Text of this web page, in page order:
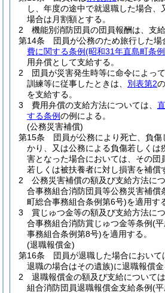
し、年度の途中で就退職した場合、
場合は月割額とする。
2
機能別消防団員の団員報酬は、支
第14条
団員が公務のため旅行した場
費に関する条例(昭和31年直島町条
用弁償として支給する。
2
団員が災害発生時等に命令によっ
訓練等に従事したときは、 別表第2
を支給する。
3
費用弁償の支給方法については、
する条例の例による。
(公務災害補償)
第15条
団員が公務により死亡、負
かり、又は公務による負傷若しくは
害となった場合においては、その団
若しくは被扶養者に対し損害を補償
2
公務災害補償の額及び支給方法に
合事務組合消防団員等公務災害補償
町総合事務組合条例第6号)を適用す
3
賞じゅつ金等の額及び支給方法に
合事務組合消防賞じゅつ金等条例(
事務組合条例第8号)を適用する。
(退職報償金)
第16条
団員が退職した場合において
退職の場合はその遺族)に退職報償金
2
退職報償金の額及び支給について
組合消防団員退職報償金支給条例(